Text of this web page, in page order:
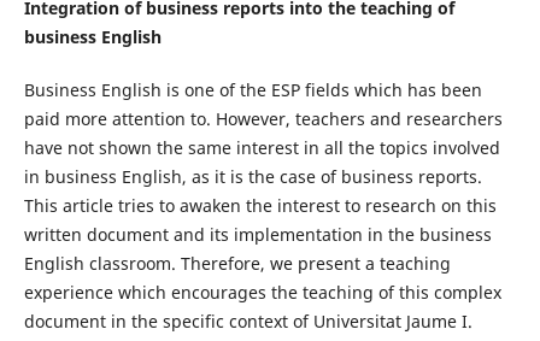
Integration of business reports into the teaching of
business English
Business English is one of the ESP fields which has been
paid more attention to. However, teachers and researchers
have not shown the same interest in all the topics involved
in business English, as it is the case of business reports.
This article tries to awaken the interest to research on this
written document and its implementation in the business
English classroom. Therefore, we present a teaching
experience which encourages the teaching of this complex
document in the specific context of Universitat Jaume I.